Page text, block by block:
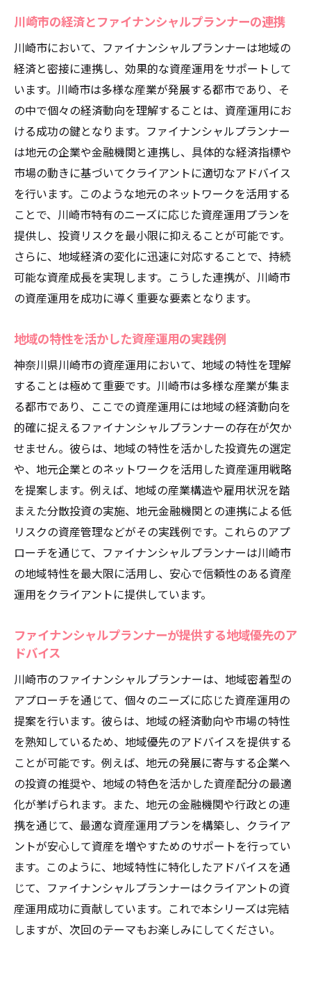
川崎市の経済とファイナンシャルプランナーの連携
川崎市において、ファイナンシャルプランナーは地域の
経済と密接に連携し、効果的な資産運用をサポートして
います。川崎市は多様な産業が発展する都市であり、そ
の中で個々の経済動向を理解することは、資産運用にお
ける成功の鍵となります。ファイナンシャルプランナー
は地元の企業や金融機関と連携し、具体的な経済指標や
市場の動きに基づいてクライアントに適切なアドバイス
を行います。このような地元のネットワークを活用する
ことで、川崎市特有のニーズに応じた資産運用プランを
提供し、投資リスクを最小限に抑えることが可能です。
さらに、地域経済の変化に迅速に対応することで、持続
可能な資産成長を実現します。こうした連携が、川崎市
の資産運用を成功に導く重要な要素となります。
地域の特性を活かした資産運用の実践例
神奈川県川崎市の資産運用において、地域の特性を理解
することは極めて重要です。川崎市は多様な産業が集ま
る都市であり、ここでの資産運用には地域の経済動向を
的確に捉えるファイナンシャルプランナーの存在が欠か
せません。彼らは、地域の特性を活かした投資先の選定
や、地元企業とのネットワークを活用した資産運用戦略
を提案します。例えば、地域の産業構造や雇用状況を踏
まえた分散投資の実施、地元金融機関との連携による低
リスクの資産管理などがその実践例です。これらのアプ
ローチを通じて、ファイナンシャルプランナーは川崎市
の地域特性を最大限に活用し、安心で信頼性のある資産
運用をクライアントに提供しています。
ファイナンシャルプランナーが提供する地域優先のア
ドバイス
川崎市のファイナンシャルプランナーは、地域密着型の
アプローチを通じて、個々のニーズに応じた資産運用の
提案を行います。彼らは、地域の経済動向や市場の特性
を熟知しているため、地域優先のアドバイスを提供する
ことが可能です。例えば、地元の発展に寄与する企業へ
の投資の推奨や、地域の特色を活かした資産配分の最適
化が挙げられます。また、地元の金融機関や行政との連
携を通じて、最適な資産運用プランを構築し、クライア
ントが安心して資産を増やすためのサポートを行ってい
ます。このように、地域特性に特化したアドバイスを通
じて、ファイナンシャルプランナーはクライアントの資
産運用成功に貢献しています。これで本シリーズは完結
しますが、次回のテーマもお楽しみにしてください。